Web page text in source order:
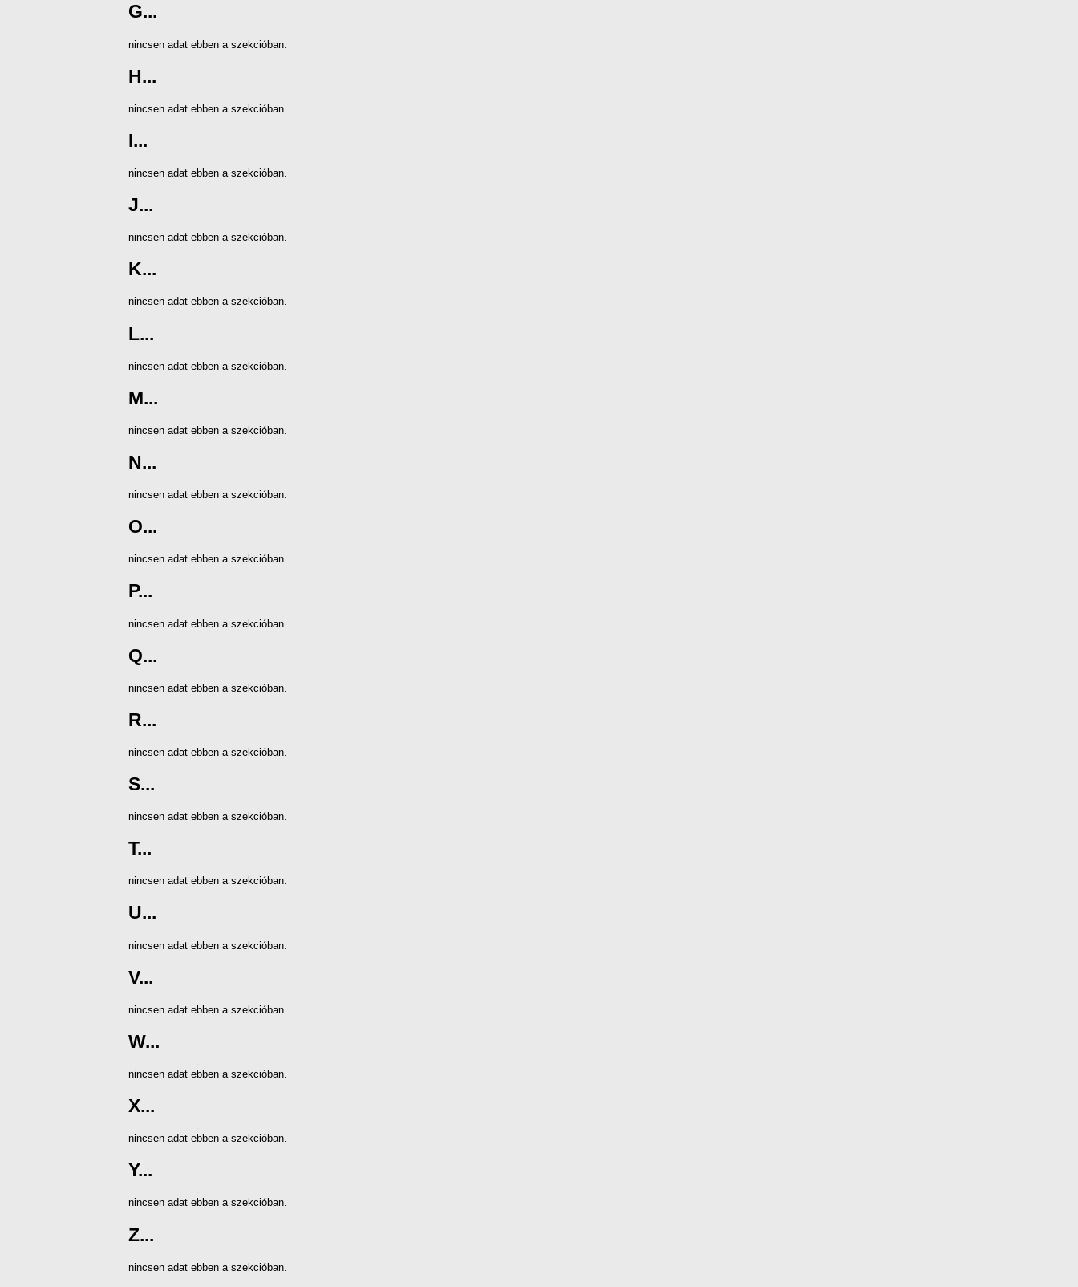
G...
nincsen adat ebben a szekcióban.
H...
nincsen adat ebben a szekcióban.
I...
nincsen adat ebben a szekcióban.
J...
nincsen adat ebben a szekcióban.
K...
nincsen adat ebben a szekcióban.
L...
nincsen adat ebben a szekcióban.
M...
nincsen adat ebben a szekcióban.
N...
nincsen adat ebben a szekcióban.
O...
nincsen adat ebben a szekcióban.
P...
nincsen adat ebben a szekcióban.
Q...
nincsen adat ebben a szekcióban.
R...
nincsen adat ebben a szekcióban.
S...
nincsen adat ebben a szekcióban.
T...
nincsen adat ebben a szekcióban.
U...
nincsen adat ebben a szekcióban.
V...
nincsen adat ebben a szekcióban.
W...
nincsen adat ebben a szekcióban.
X...
nincsen adat ebben a szekcióban.
Y...
nincsen adat ebben a szekcióban.
Z...
nincsen adat ebben a szekcióban.